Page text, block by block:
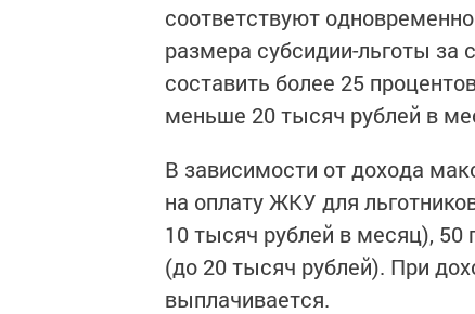
соответствуют
размера субсидии-льготы за
составить более 25
меньше 20 тысяч рублей в
В зависимости от дохода
на оплату ЖКУ для
10 тысяч рублей в месяц), 50
(до 20 тысяч рублей). При
выплачивается.